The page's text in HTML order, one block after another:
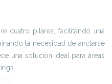
cuatro pilares, facilitando una
la necesidad de anclarse
una solución ideal para áreas